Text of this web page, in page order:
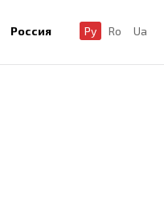
Россия Ру Ro Ua